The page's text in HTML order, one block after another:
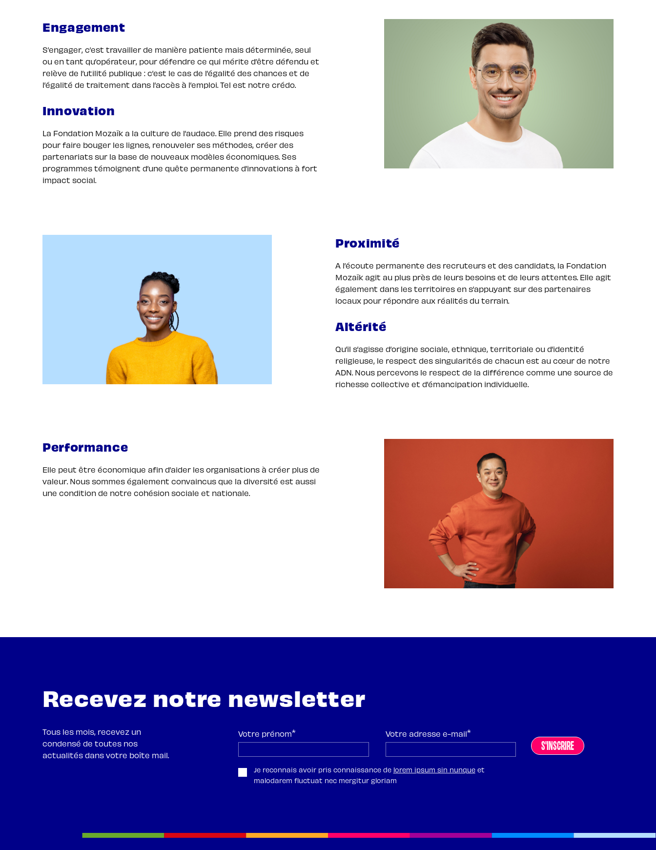
Engagement
S’engager, c’est travailler de manière patiente mais déterminée, seul
ou en tant qu’opérateur, pour défendre ce qui mérite d’être défendu et
relève de l’utilité publique : c’est le cas de l’égalité des chances et de
l’égalité de traitement dans l’accès à l’emploi. Tel est notre crédo.
Innovation
La Fondation Mozaïk a la culture de l’audace. Elle prend des risques
pour faire bouger les lignes, renouveler ses méthodes, créer des
partenariats sur la base de nouveaux modèles économiques. Ses
programmes témoignent d’une quête permanente d’innovations à fort
impact social.
Proximité
A l’écoute permanente des recruteurs et des candidats, la Fondation
Mozaïk agit au plus près de leurs besoins et de leurs attentes. Elle agit
également dans les territoires en s’appuyant sur des partenaires
locaux pour répondre aux réalités du terrain.
Altérité
Qu’il s’agisse d’origine sociale, ethnique, territoriale ou d’identité
religieuse, le respect des singularités de chacun est au cœur de notre
ADN. Nous percevons le respect de la différence comme une source de
richesse collective et d’émancipation individuelle.
Performance
Elle peut être économique afin d’aider les organisations à créer plus de
valeur. Nous sommes également convaincus que la diversité est aussi
une condition de notre cohésion sociale et nationale.
Recevez notre newsletter
Tous les mois, recevez un
condensé de toutes nos
actualités dans votre boîte mail.
Votre prénom* Votre adresse e-mail*
Je reconnais avoir pris connaissance de lorem ipsum sin nunqueet
malodarem fluctuat nec mergitur gloriam